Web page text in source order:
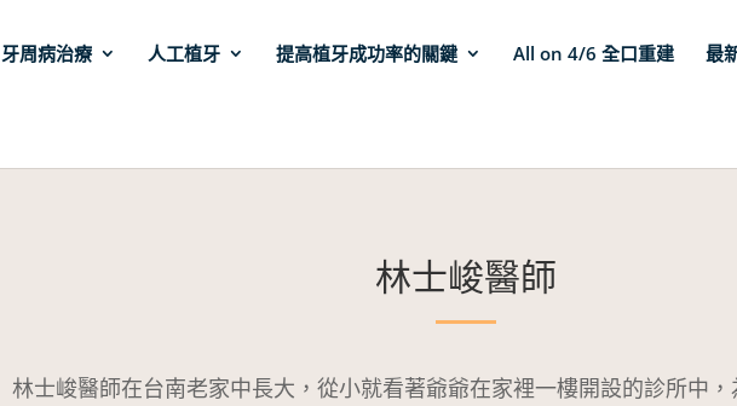
牙周病治療 人工植牙 提高植牙成功率的關鍵 All on 4/6 全口重建 最
林士峻醫師
林士峻醫師在台南老家中長大，從小就看著爺爺在家裡一樓開設的診所中